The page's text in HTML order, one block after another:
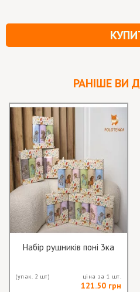
РАНІШЕ ВИ
Набір рушників поні 3ка
(упак. 2 шт) ціна за 1 шт.
121.50 грн